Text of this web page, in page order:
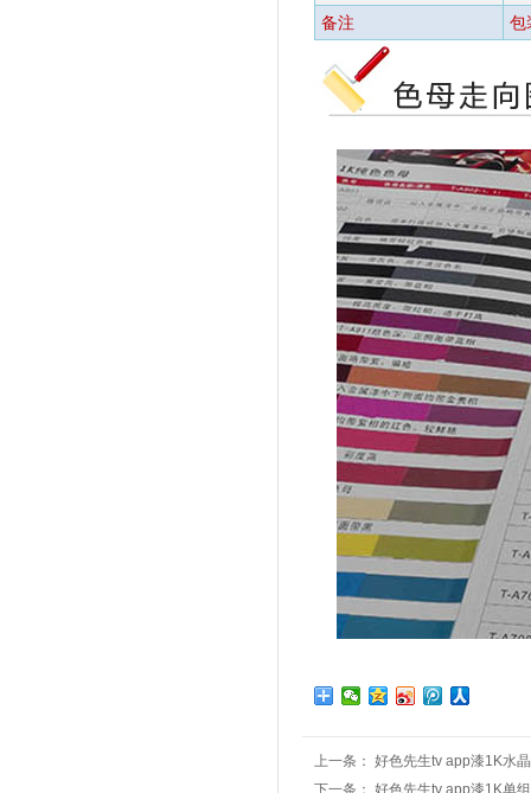
备注 包
上一条： 好色先生tv app漆1K水
下一条： 好色先生tv app漆1K单